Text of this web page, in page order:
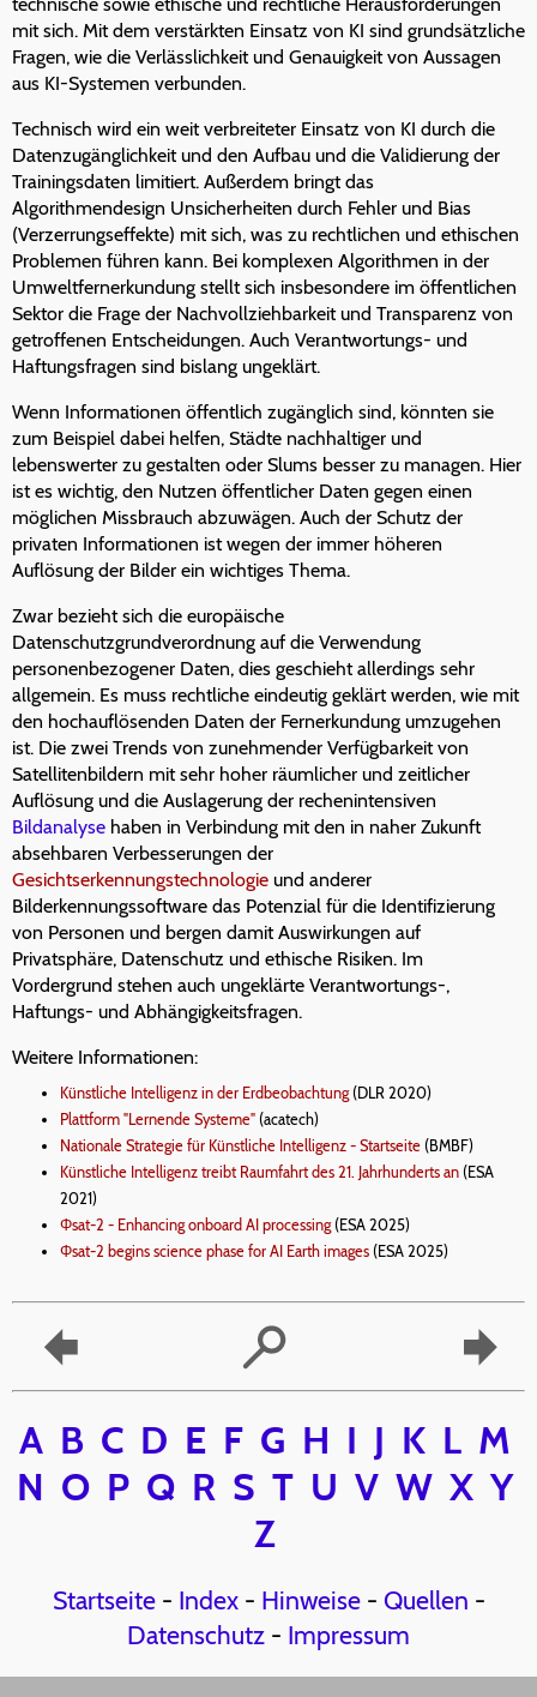
technische sowie ethische und rechtliche Herausforderungen
mit sich. Mit dem verstärkten Einsatz von KI sind grundsätzliche
Fragen, wie die Verlässlichkeit und Genauigkeit von Aussagen
aus KI-Systemen verbunden.
Technisch wird ein weit verbreiteter Einsatz von KI durch die
Datenzugänglichkeit und den Aufbau und die Validierung der
Trainingsdaten limitiert. Außerdem bringt das
Algorithmendesign Unsicherheiten durch Fehler und Bias
(Verzerrungseffekte) mit sich, was zu rechtlichen und ethischen
Problemen führen kann. Bei komplexen Algorithmen in der
Umweltfernerkundung stellt sich insbesondere im öffentlichen
Sektor die Frage der Nachvollziehbarkeit und Transparenz von
getroffenen Entscheidungen. Auch Verantwortungs- und
Haftungsfragen sind bislang ungeklärt.
Wenn Informationen öffentlich zugänglich sind, könnten sie
zum Beispiel dabei helfen, Städte nachhaltiger und
lebenswerter zu gestalten oder Slums besser zu managen. Hier
ist es wichtig, den Nutzen öffentlicher Daten gegen einen
möglichen Missbrauch abzuwägen. Auch der Schutz der
privaten Informationen ist wegen der immer höheren
Auflösung der Bilder ein wichtiges Thema.
Zwar bezieht sich die europäische
Datenschutzgrundverordnung auf die Verwendung
personenbezogener Daten, dies geschieht allerdings sehr
allgemein. Es muss rechtliche eindeutig geklärt werden, wie mit
den hochauflösenden Daten der Fernerkundung umzugehen
ist. Die zwei Trends von zunehmender Verfügbarkeit von
Satellitenbildern mit sehr hoher räumlicher und zeitlicher
Auflösung und die Auslagerung der rechenintensiven
Bildanalyse haben in Verbindung mit den in naher Zukunft
absehbaren Verbesserungen der
Gesichtserkennungstechnologie und anderer
Bilderkennungssoftware das Potenzial für die Identifizierung
von Personen und bergen damit Auswirkungen auf
Privatsphäre, Datenschutz und ethische Risiken. Im
Vordergrund stehen auch ungeklärte Verantwortungs-,
Haftungs- und Abhängigkeitsfragen.
Weitere Informationen:
Künstliche Intelligenz in der Erdbeobachtung(DLR 2020)
Plattform "Lernende Systeme" (acatech)
Nationale Strategie für Künstliche Intelligenz - Startseite (BMBF)
Künstliche Intelligenz treibt Raumfahrt des 21. Jahrhunderts an (ESA
2021)
Φsat-2 - Enhancing onboard AI processing(ESA 2025)
Φsat-2 begins science phase for AI Earth images (ESA 2025)
A B C D E F G H I J K L M
N O P Q R S T U V W X Y
Z
Startseite- Index- Hinweise- Quellen -
Datenschutz - Impressum